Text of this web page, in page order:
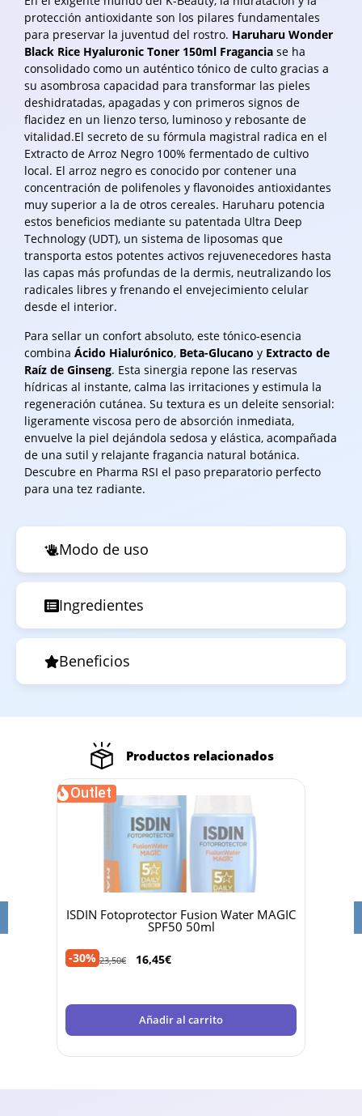
Modo de uso
Ingredientes
Beneficios
protección antioxidante son los pilares fundamentales
para preservar la juventud del rostro. Haruharu Wonder
Black Rice Hyaluronic Toner 150ml Fragancia se ha
consolidado como un auténtico tónico de culto gracias a
su asombrosa capacidad para transformar las pieles
deshidratadas, apagadas y con primeros signos de
flacidez en un lienzo terso, luminoso y rebosante de
vitalidad.El secreto de su fórmula magistral radica en el
Extracto de Arroz Negro 100% fermentado de cultivo
local. El arroz negro es conocido por contener una
concentración de polifenoles y flavonoides antioxidantes
muy superior a la de otros cereales. Haruharu potencia
estos beneficios mediante su patentada Ultra Deep
Technology (UDT), un sistema de liposomas que
transporta estos potentes activos rejuvenecedores hasta
las capas más profundas de la dermis, neutralizando los
radicales libres y frenando el envejecimiento celular
desde el interior.
Para sellar un confort absoluto, este tónico-esencia
combina Ácido Hialurónico, Beta-Glucano y Extracto de
Raíz de Ginseng. Esta sinergia repone las reservas
hídricas al instante, calma las irritaciones y estimula la
regeneración cutánea. Su textura es un deleite sensorial:
ligeramente viscosa pero de absorción inmediata,
envuelve la piel dejándola sedosa y elástica, acompañada
de una sutil y relajante fragancia natural botánica.
Descubre en Pharma RSI el paso preparatorio perfecto
para una tez radiante.
Productos relacionados
Outlet
ISDIN Fotoprotector Fusion Water MAGIC
SPF50 50ml
-30% 23,50€ 16,45€
Añadir al carrito